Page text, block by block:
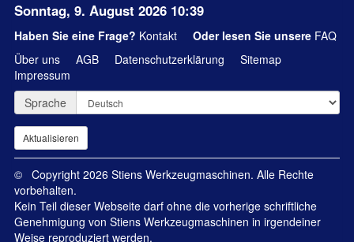
Sonntag, 9. August 2026 10:39
Haben Sie eine Frage? Kontakt Oder lesen Sie unsere FAQ
Über uns
AGB Datenschutzerklärung
Sitemap
Impressum
Sprache
© Copyright 2026 Stiens Werkzeugmaschinen. Alle Rechte
vorbehalten.
Kein Teil dieser Webseite darf ohne die vorherige schriftliche
Genehmigung von Stiens Werkzeugmaschinen in irgendeiner
Weise reproduziert werden.